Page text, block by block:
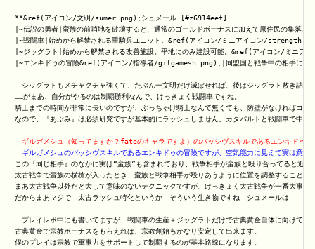
**&ref(アイコン/文明/sumer.png);シュメール [#z6914eef]
|~伝説の勇者|蛮族の前哨地を破壊すると、通常のゴールドボーナスに加えて原住民の集落
|~戦闘車|始めから解禁される重騎兵ユニット。&ref(アイコン/ミニアイコン/
|~ジッグラト|始めから解禁される改善施設。平地にのみ建設可能。&ref(アイコン/
|~エンキドゥの冒険&ref(アイコン/指導者/gilgamesh.png);|同盟国と戦争中の相手に宣戦
ジッグラトもメチャクチャ強くて、たぶん一文明だけ滅ぼせれば、後はジッグラト敷き詰め
……がまあ、自分がやるのは制覇勝利なんで、けっきょく戦闘車ですね。
騎士までの時間が非常に長いのですが、ぶっちゃけ騎士なんて無くても、防壁がなければコ
なので、『あぶみ』は必須研究ですが基本的にラッシュしません。カタパルトと戦闘車で中世
ギルガメシュ（知ってますか？fateのキャラですよ）のパッシヴスキルであるエンキドゥの
ギルガメシュのパッシヴスキルであるエンキドゥの冒険ですが、空気能力に見えて実は意味
この『同じ相手』のなかに実は“蛮族”も含まれており、戦争相手が蛮族と殴り合ってると近
太古戦争で蛮族の横槍が入ったとき、蛮族と戦争相手が殴りあうように位置を調整すること
まあ太古戦争以外だと大して意味のないテクニックですが、けっきょく太古戦争が一番大事で
だからまあマジで　太古ラッシュ特化というか　そういう生き物ですね　シュメールは
プレイレポ中にも書いてますが、戦闘車の生産＋ジッグラトだけで古典黄金自体に向けて+8
古典黄金で宗教ボーナスをもらえれば、宗教創始もかなり安定して出来ます。
僕のプレイは宗教で軍事力をサポートして制覇するのが基本路線になります。